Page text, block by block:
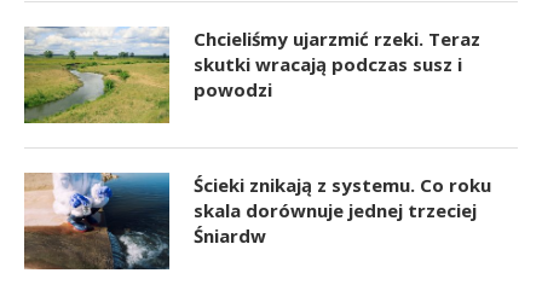
Chcieliśmy ujarzmić rzeki. Teraz
skutki wracają podczas susz i
powodzi
Ścieki znikają z systemu. Co roku
skala dorównuje jednej trzeciej
Śniardw